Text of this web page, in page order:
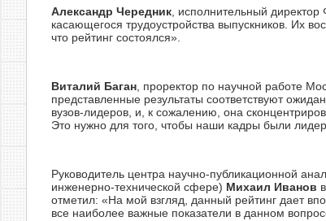
Александр Чередник, исполнительный
касающегося трудоустройства выпускников. Их
что рейтинг состоялся».
Виталий Баган, проректор по научной работе
представленные результаты соответствуют
вузов-лидеров, и, к сожалению, она
Это нужно для того, чтобы наши кадры были
Руководитель центра научно-публикационной
инженерно-технической сфере) Михаил Иванов
отметил: «На мой взгляд, данный рейтинг дает
все наиболее важные показатели в данном